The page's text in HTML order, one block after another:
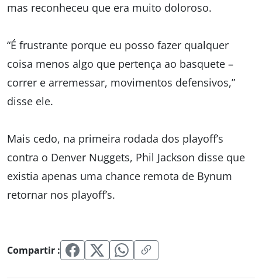
mas reconheceu que era muito doloroso.
“É frustrante porque eu posso fazer qualquer
coisa menos algo que pertença ao basquete –
correr e arremessar, movimentos defensivos,”
disse ele.
Mais cedo, na primeira rodada dos playoff’s
contra o Denver Nuggets, Phil Jackson disse que
existia apenas uma chance remota de Bynum
retornar nos playoff’s.
Compartir :